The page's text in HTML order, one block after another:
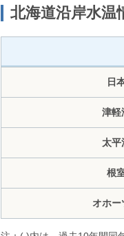
北海道沿岸水温
日
津軽
太平
根
オホー